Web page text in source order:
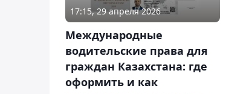
17:15, 29 апреля 2026
Международные
водительские права для
граждан Казахстана: где
оформить и как